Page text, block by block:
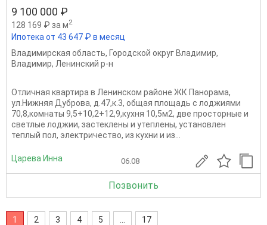
9 100 000 ₽
128 169 ₽ за м2
Ипотека от 43 647 ₽ в месяц
Владимирская область, Городской округ Владимир,
Владимир, Ленинский р-н
Отличная квартира в Ленинском районе ЖК Панорама,
ул.Нижняя Дуброва, д.47,к.3, общая площадь с лоджиями
70,8,комнаты 9,5+10,2+12,9,кухня 10,5м2, две просторные и
светлые лоджии, застеклены и утеплены, установлен
теплый пол, электричество, из кухни и из...
Царева Инна 06.08
Позвонить
1 2 3 4 5
17